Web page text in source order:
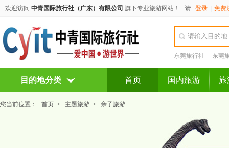
欢迎访问 中青国际旅行社（广东）有限公司 旗下专业旅游网站！ 请 登录 免费
东莞旅行社 东莞
目的地分类 首页 国内旅游 旅
您当前位置： 首页 > 主题旅游 > 亲子旅游